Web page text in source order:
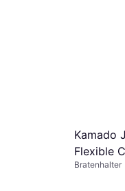
Kamado
Flexible
Bratenhalter